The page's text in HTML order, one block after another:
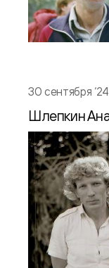
30 сентября ‘24
Шлепкин